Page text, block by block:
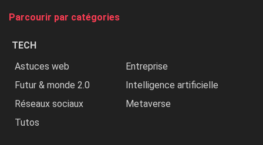
Parcourir par catégories
TECH
Astuces web
Entreprise
Futur & monde 2.0
Intelligence artificielle
Réseaux sociaux
Metaverse
Tutos